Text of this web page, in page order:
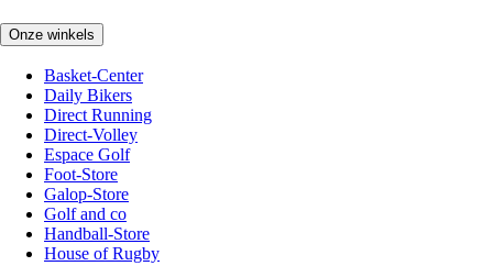
Onze winkels
Basket-Center
Daily Bikers
Direct Running
Direct-Volley
Espace Golf
Foot-Store
Galop-Store
Golf and co
Handball-Store
House of Rugby